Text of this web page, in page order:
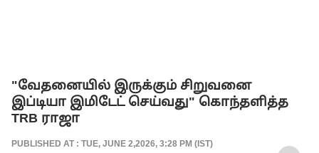
"வேதனையில் இருக்கும் சிறுவனை
இப்டியா இமிடேட் செய்வது" கொந்தளித்த
TRB ராஜா
PUBLISHED AT : TUE, JUNE 2,2026, 3:28 PM (IST)